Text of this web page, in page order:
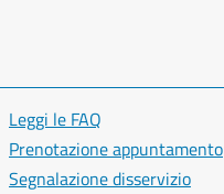
Leggi le FAQ
Prenotazione appuntamento
Segnalazione disservizio